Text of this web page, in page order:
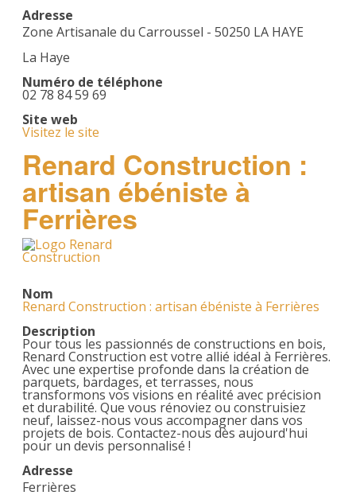
Adresse
Zone Artisanale du Carroussel - 50250 LA HAYE
La Haye
Numéro de téléphone
02 78 84 59 69
Site web
Visitez le site
Renard Construction :
artisan ébéniste à
Ferrières
Nom
Renard Construction : artisan ébéniste à Ferrières
Description
Pour tous les passionnés de constructions en bois,
Renard Construction est votre allié idéal à Ferrières.
Avec une expertise profonde dans la création de
parquets, bardages, et terrasses, nous
transformons vos visions en réalité avec précision
et durabilité. Que vous rénoviez ou construisiez
neuf, laissez-nous vous accompagner dans vos
projets de bois. Contactez-nous dès aujourd'hui
pour un devis personnalisé !
Adresse
Ferrières